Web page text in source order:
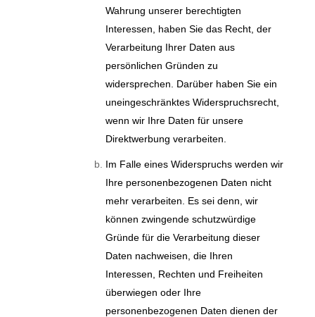
Wahrung unserer berechtigten
Interessen, haben Sie das Recht, der
Verarbeitung Ihrer Daten aus
persönlichen Gründen zu
widersprechen. Darüber haben Sie ein
uneingeschränktes Widerspruchsrecht,
wenn wir Ihre Daten für unsere
Direktwerbung verarbeiten.
Im Falle eines Widerspruchs werden wir
Ihre personenbezogenen Daten nicht
mehr verarbeiten. Es sei denn, wir
können zwingende schutzwürdige
Gründe für die Verarbeitung dieser
Daten nachweisen, die Ihren
Interessen, Rechten und Freiheiten
überwiegen oder Ihre
personenbezogenen Daten dienen der